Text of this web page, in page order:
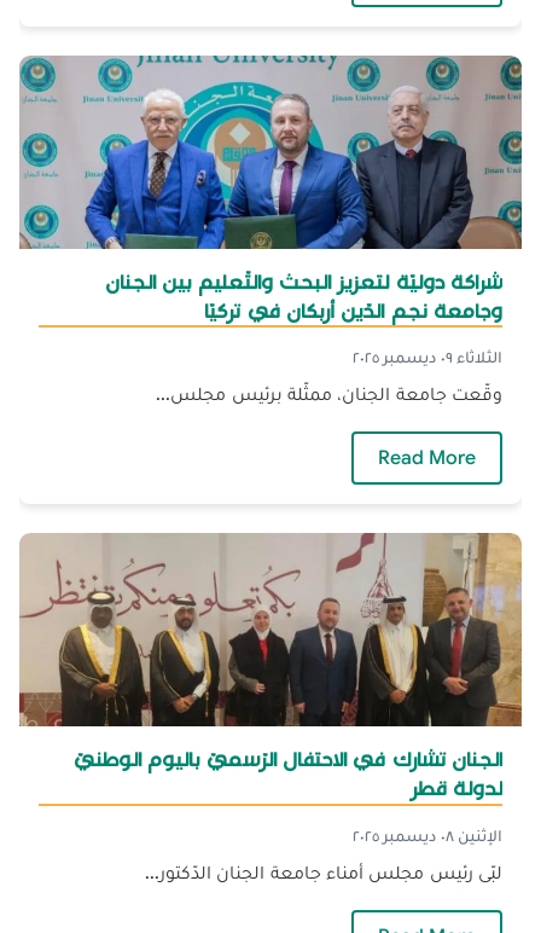
شراكة دوليّة لتعزيز البحث والتّعليم بين الجنان
وجامعة نجم الدّين أربكان في تركيّا
الثلاثاء ٠٩ ديسمبر ٢٠٢٥
وقّعت جامعة الجنان، ممثّلة برئيس مجلس...
Read More
الجنان تشارك في الاحتفال الرّسميّ باليوم الوطنيّ
لدولة قطر
الإثنين ٠٨ ديسمبر ٢٠٢٥
لبّى رئيس مجلس أمناء جامعة الجنان الدّكتور...